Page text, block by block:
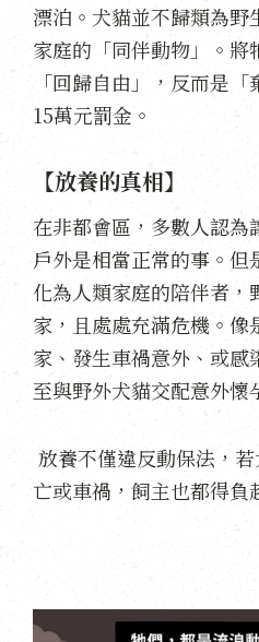
漂泊。犬貓並不歸類為
家庭的「同伴動物」。將
「回歸自由」，反而是
15萬元罰金。
【放養的真相】
在非都會區，多數人認為
戶外是相當正常的事。
化為人類家庭的陪伴者，
家，且處處充滿危機。像
家、發生車禍意外、或感
至與野外犬貓交配意外懷
放養不僅違反動保法，
亡或車禍，飼主也都得負